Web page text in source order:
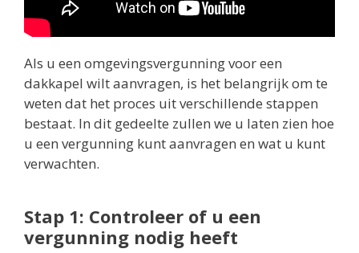
Als u een omgevingsvergunning voor een
dakkapel wilt aanvragen, is het belangrijk om te
weten dat het proces uit verschillende stappen
bestaat. In dit gedeelte zullen we u laten zien hoe
u een vergunning kunt aanvragen en wat u kunt
verwachten.
Stap 1: Controleer of u een
vergunning nodig heeft